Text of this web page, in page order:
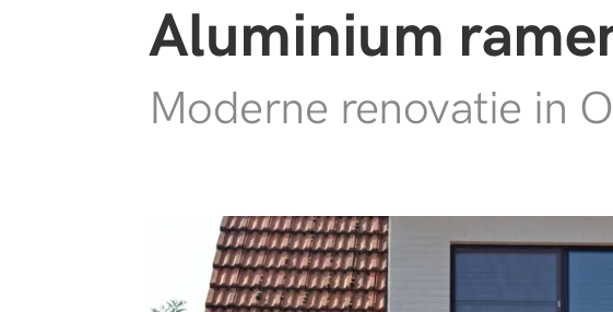
Aluminium
Moderne renovatie in